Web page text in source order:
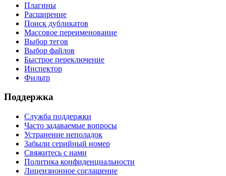
Плагины
Расширение
Поиск дубликатов
Массовое переименование
Выбор тегов
Выбор файлов
Быстрое переключение
Инспектор
Фильтр
Поддержка
Служба поддержки
Часто задаваемые вопросы
Устранение неполадок
Забыли серийный номер
Свяжитесь с нами
Политика конфиденциальности
Лицензионное соглашение